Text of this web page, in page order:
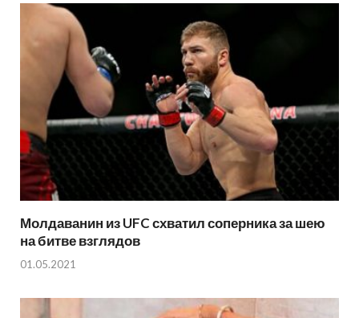
Молдаванин из UFC схватил соперника за шею
на битве взглядов
01.05.2021